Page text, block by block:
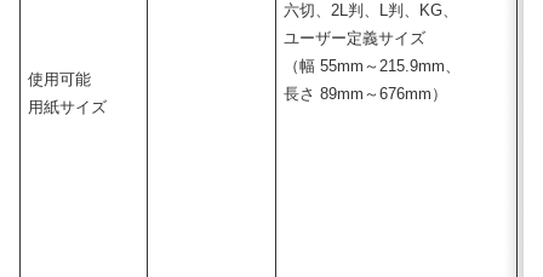
使用可能
用紙サイズ
六切、2L判、L判、KG、
ユーザー定義サイズ
（幅 55mm～215.9mm、
長さ 89mm～676mm）